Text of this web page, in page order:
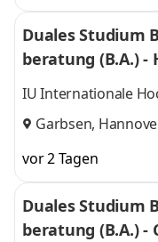
Duales Studium
beratung (B.A.) -
gsgesellschaften
IU Internationale
Garbsen,
vor 2 Tagen
Duales Studium
beratung (B.A.) -